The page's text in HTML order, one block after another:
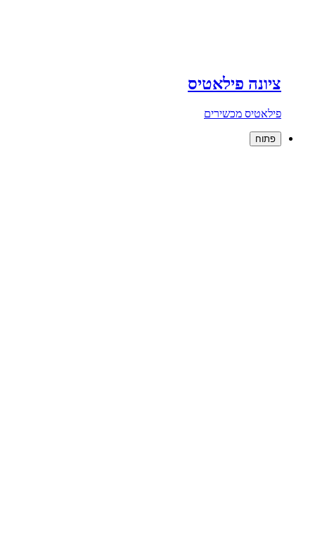
ציונה פילאטיס
פילאטיס מכשירים
פתוח